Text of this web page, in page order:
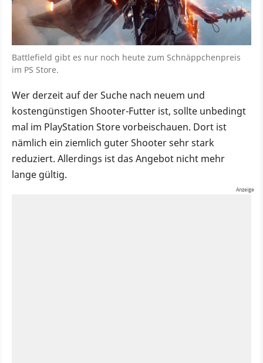
Battlefield gibt es nur noch heute zum Schnäppchenpreis
im PS Store.
Wer derzeit auf der Suche nach neuem und
kostengünstigen Shooter-Futter ist, sollte unbedingt
mal im PlayStation Store vorbeischauen. Dort ist
nämlich ein ziemlich guter Shooter sehr stark
reduziert. Allerdings ist das Angebot nicht mehr
lange gültig.